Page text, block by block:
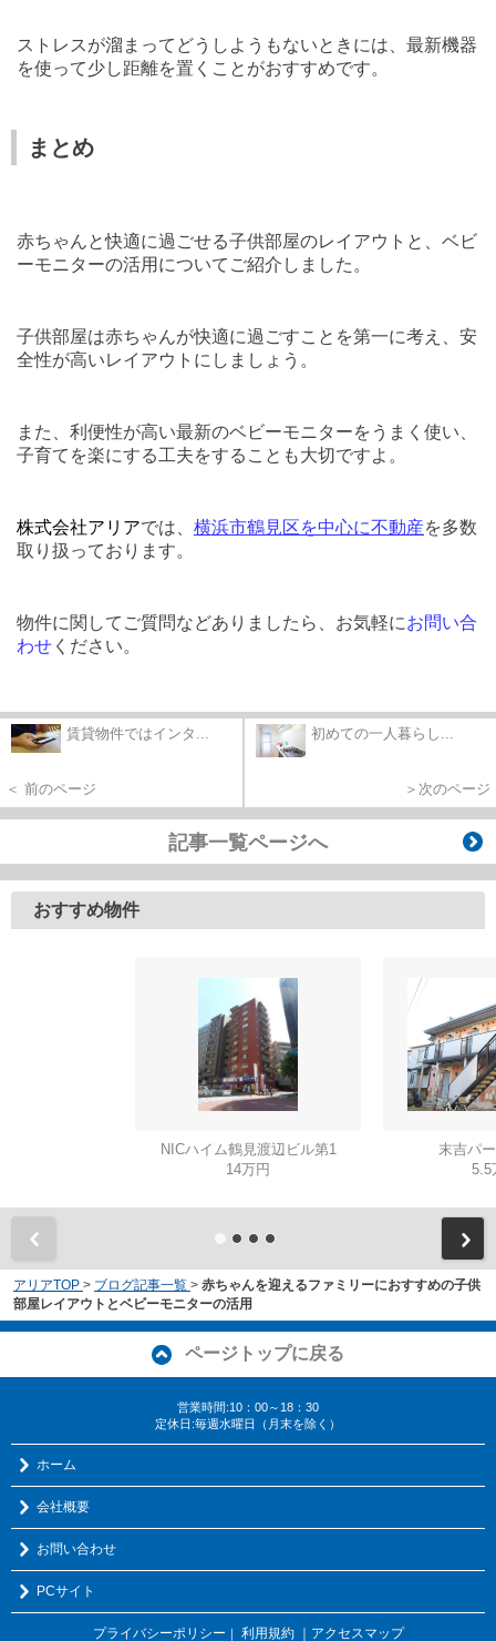
ストレスが溜まってどうしようもないときには、最新機器
を使って少し距離を置くことがおすすめです。
まとめ
赤ちゃんと快適に過ごせる子供部屋のレイアウトと、ベビ
ーモニターの活用についてご紹介しました。
子供部屋は赤ちゃんが快適に過ごすことを第一に考え、安
全性が高いレイアウトにしましょう。
また、利便性が高い最新のベビーモニターをうまく使い、
子育てを楽にする工夫をすることも大切ですよ。
株式会社アリアでは、 横浜市鶴見区を中心に不動産を多数
取り扱っております。
物件に関してご質問などありましたら、お気軽にお問い合
わせ ください。
賃貸物件ではインタ...
＜ 前のページ
初めての一人暮らし...
＞次のページ
記事一覧ページへ
おすすめ物件
NICハイム鶴見渡辺ビル第1
14万円
末吉パ
5.5
アリアTOP > ブログ記事一覧 > 赤ちゃんを迎えるファミリーにおすすめの子供
部屋レイアウトとベビーモニターの活用
ページトップに戻る
営業時間:10：00～18：30
定休日:毎週水曜日（月末を除く）
ホーム
会社概要
お問い合わせ
PCサイト
プライバシーポリシー 利用規約 ｜アクセスマップ